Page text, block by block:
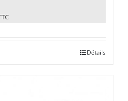
Détails